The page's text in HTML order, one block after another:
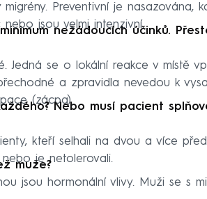
Preventivní je nasazována,
jsou velmi intenzivní.
nežádoucích účinků.
Jedná se o lokální reakce v místě
a zpravidla nevedou k
(zácpa).
Nebo musí pacient
kteří selhali na dvou a více
nebo je netolerovali.
muže?
jsou hormonální vlivy. Muži se s